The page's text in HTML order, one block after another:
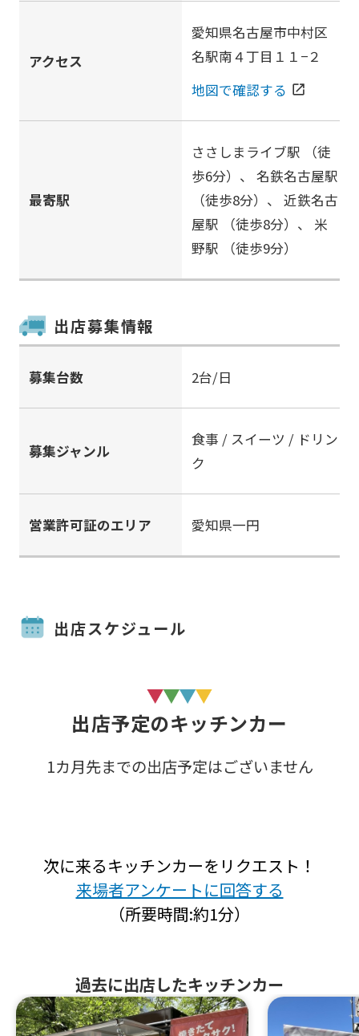
アクセス
愛知県名古屋市中村区
名駅南４丁目１１−２
地図で確認する open_in_new
最寄駅
ささしまライブ駅
（徒
歩6分）、 名鉄名古屋駅
（徒歩8分）、 近鉄名古
屋駅
（徒歩8分）、 米
野駅
（徒歩9分）
出店募集情報
募集台数 2台/日
募集ジャンル
食事 / スイーツ / ドリン
ク
営業許可証のエリア 愛知県一円
出店スケジュール
出店予定のキッチンカー
1カ月先までの出店予定はございません
次に来るキッチンカーをリクエスト！
来場者アンケートに回答する
（所要時間:約1分）
過去に出店したキッチンカー